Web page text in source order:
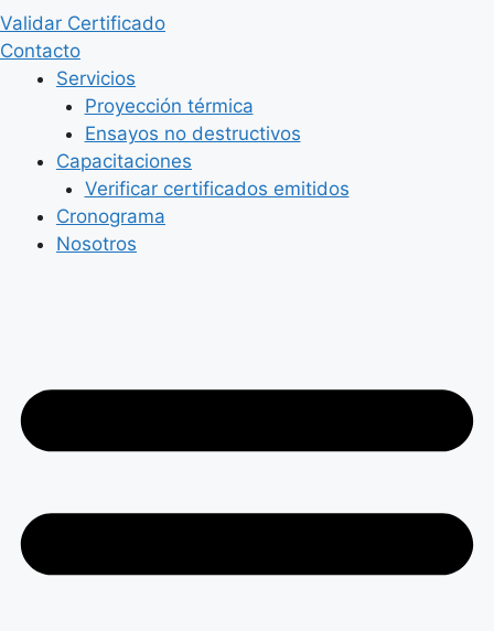
Validar Certificado
Contacto
Servicios
Proyección térmica
Ensayos no destructivos
Capacitaciones
Verificar certificados emitidos
Cronograma
Nosotros